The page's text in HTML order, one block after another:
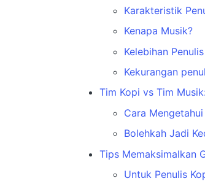
Karakteristik
Kenapa Musik?
Kelebihan
Kekurangan
Tim Kopi vs Tim
Cara
Bolehkah Jadi
Tips Memaksimalkan
Untuk Penulis